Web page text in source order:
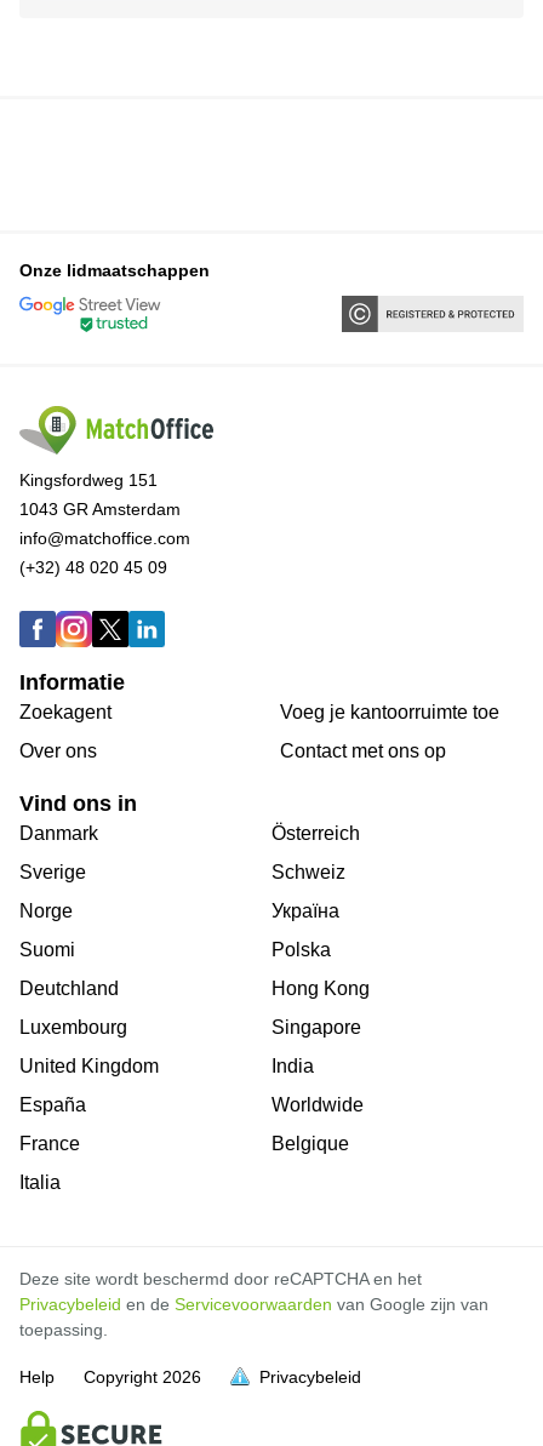
vol is
vol is
vol is
vol is
vol is
vol is
vol is
vol is
vol is
vol is
Onze lidmaatschappen
Kingsfordweg 151
1043 GR Amsterdam
info@matchoffice.com
(+32) 48 020 45 09
Informatie
Zoekagent
Over ons
Voeg je kantoorruimte toe
Сontact met ons op
Vind ons in
Danmark
Sverige
Norge
Suomi
Deutchland
Luxembourg
United Kingdom
España
France
Italia
Österreich
Schweiz
Україна
Polska
Hong Kong
Singapore
India
Worldwide
Belgique
Deze site wordt beschermd door reCAPTCHA en het
Privacybeleid en de Servicevoorwaarden van Google zijn van
toepassing.
Help Copyright 2026 Privacybeleid